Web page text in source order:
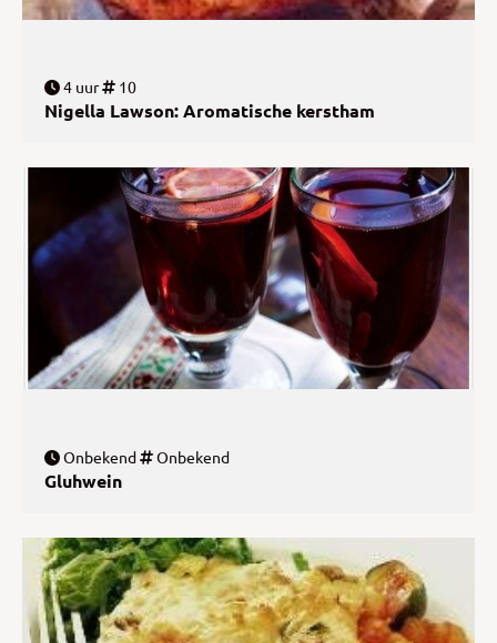
4 uur 10
Nigella Lawson: Aromatische kerstham
Onbekend Onbekend
Gluhwein